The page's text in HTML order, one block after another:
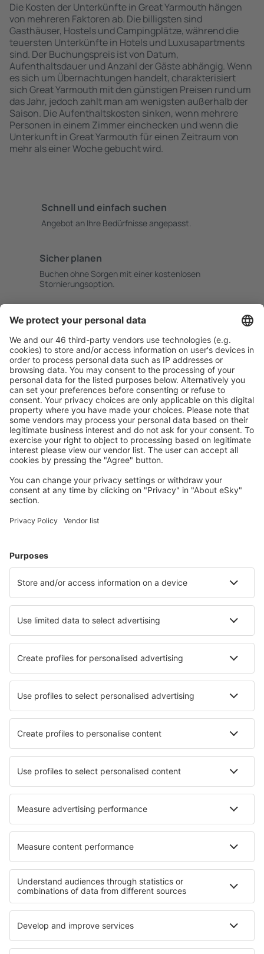
Die Kosten der Unterkünfte in Great Yarmouth hängen
von mehreren Faktoren ab. Die billigsten sind
Gasthäuser, Hostels und Campingplätze, während die
teuersten Unterkünfte in Hotels und Luxusapartments
sind. Der Buchungspreis ist von Datum,
Aufenthaltsdauer und Anzahl der Gäste abhängig. Wenn
es sich um Übernachtungen handelt, charakterisiert
sich Great Yarmouth mit den günstigen Preisen rund um
das Jahr, jedoch zahlt man am wenigsten außerhalb der
Saison. Die Aufenthaltskosten sinken, wenn mehrere
Personen in einem Zimmer einchecken und wenn die
Unterkunft in Great Yarmouth für einen Zeitraum von
mehr als einer Woche gebucht wird.
Schnell und einfach suchen
Angebot an Ihre Bedürfnisse angepasst.
Sicher planen
Buchen ohne Sorgen mit einer kostenlosen
Stornierungsoption.
Attraktive Preise und Spezialangebote für eingeloggte
Benutzer.
Unterkünfte, die Sie mögen
Wählen Sie aus über 1,3 Millionen Unterkünften: Hotels,
Hütten, Apartments und andere.
Meist gesuchte Unterkünfte von eSky Nutzern
Unterkünfte in Großbritannien - Beliebte Städte
Unterkunft in London Unterkunft in Liverpool
Unterkunft in Southampton Unterkunft in Weymouth
Die besten Unterkünfte - Städte
Unterkunft in Calarcá Unterkunft in Kissidougou
Unterkunft in Tubbergen Unterkunft in Grand Gaube
Unterkunft Damian Carmona Unterkunft in Trivignano
Die besten Unterkünfte - Regionen
Unterkunft in England Unterkunft auf Guernsey
Unterkunft an der Englischen Riviera
Unterkunft im Hochpustertal Unterkunft auf Sansibar
Unterkunft in Nassfeld - Pressegersee
Unterkunft im Jasper-Nationalpark
Unterkunft in Saguaro-Nationalpark